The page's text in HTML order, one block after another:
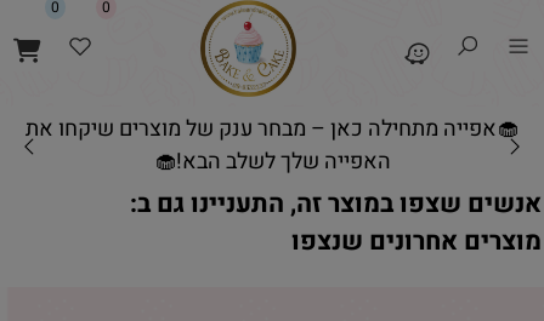
🧁אפייה מתחילה כאן – מבחר ענק של מוצרים שיקחו את
האפייה שלך לשלב הבא!🧁
0 0
אנשים שצפו במוצר זה, התעניינו גם ב:
מוצרים אחרונים שנצפו